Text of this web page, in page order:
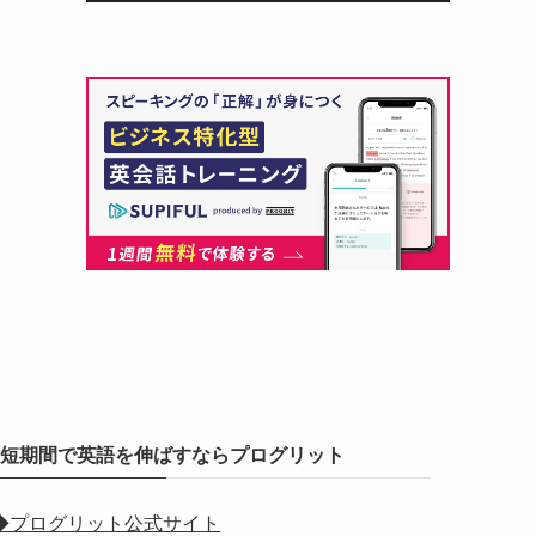
短期間で英語を伸ばすならプログリット
ログリット公式サイト